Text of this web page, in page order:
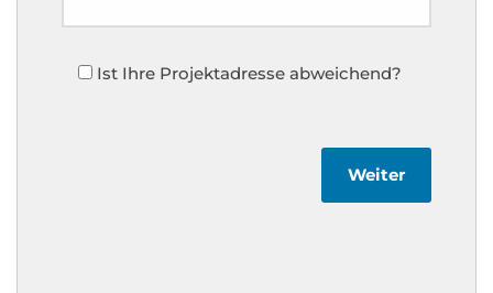
Ist Ihre Projektadresse abweichend?
Weiter